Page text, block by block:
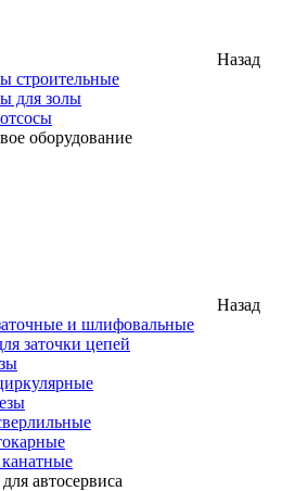
Назад
строительные
для золы
оборудование
Назад
и шлифовальные
заточки цепей
автосервиса